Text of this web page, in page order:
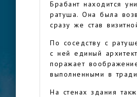
Брабант находится
ратуша. Она была
сразу же став
По соседству с
с ней единый
поражает
выполненными в
На стенах здания